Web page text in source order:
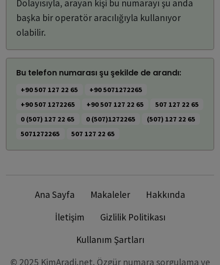
Dolayısıyla, arayan kişi bu numarayı şu anda
başka bir operatör aracılığıyla kullanıyor
olabilir.
Bu telefon numarası şu şekilde de arandı:
+90 507 127 22 65
+90 5071272265
+90 507 1272265
+90 507 127 22 65
507 127 22 65
0 (507) 127 22 65
0 (507)1272265
(507) 127 22 65
5071272265
507 127 22 65
Ana Sayfa Makaleler
Hakkında
İletişim
Gizlilik Politikası
Kullanım Şartları
© 2025 KimAradi.net. Özgür numara sorgulama ve